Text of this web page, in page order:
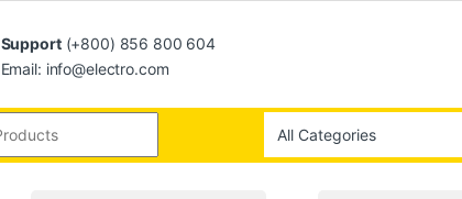
Support(+800) 856 800 604
Email: info@electro.com